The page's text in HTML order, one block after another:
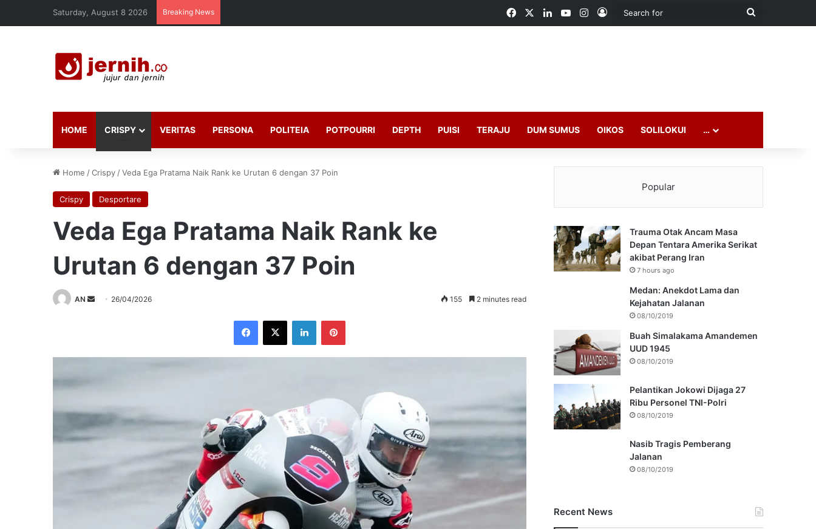
Saturday, August 8 2026 Breaking News FacebookLinkedInYouTubeInstagram
Log In
Search
HOME CRISPY VERITAS PERSONA POLITEIA POTPOURRI DEPTH PUISI TERAJU DUM SUMUS OIKOS SOLILOKUI …
Home /Crispy /Veda Ega Pratama Naik Rank ke Urutan 6 dengan 37 Poin
Crispy Desportare
Veda Ega Pratama Naik Rank ke
Urutan 6 dengan 37 Poin
AN
Send 26/04/2026 155 2 minutes read
Facebook
X LinkedInPinterest
Popular
Trauma Otak Ancam Masa
Depan Tentara Amerika Serikat
akibat Perang Iran
7 hours ago
Medan: Anekdot Lama dan
Kejahatan Jalanan
08/10/2019
Buah Simalakama Amandemen
UUD 1945
08/10/2019
Pelantikan Jokowi Dijaga 27
Ribu Personel TNI-Polri
08/10/2019
Nasib Tragis Pemberang
Jalanan
08/10/2019
Recent News